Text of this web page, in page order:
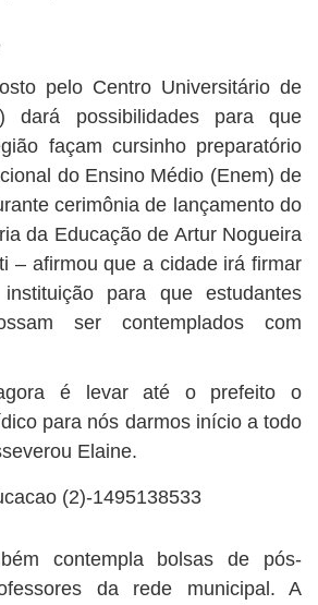
pelo Centro Universitário de
dará possibilidades para que
façam cursinho preparatório
do Ensino Médio (Enem) de
cerimônia de lançamento do
da Educação de Artur Nogueira
– afirmou que a cidade irá firmar
para que estudantes
ser contemplados com
é levar até o prefeito o
para nós darmos início a todo
Elaine.
contempla bolsas de pós-
da rede municipal. A